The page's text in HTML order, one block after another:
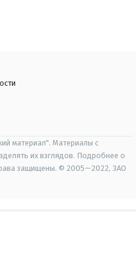
материал". Материалы с
их взглядов. Подробнее о
защищены. © 2005—2022, ЗАО